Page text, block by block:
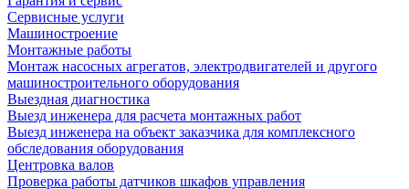
Сервисные услуги
Машиностроение
Монтажные работы
Монтаж насосных агрегатов, электродвигателей и другого
машиностроительного оборудования
Выездная диагностика
Выезд инженера для расчета монтажных работ
Выезд инженера на объект заказчика для комплексного
обследования оборудования
Центровка валов
Проверка работы датчиков шкафов управления